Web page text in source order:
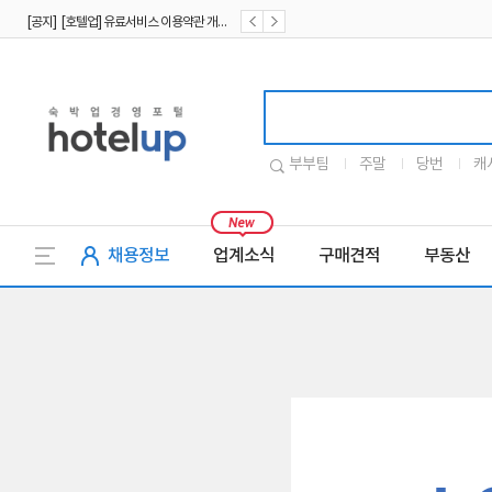
부부팀 주말 당번 캐
채용정보 업계소식 구매견적 부동산